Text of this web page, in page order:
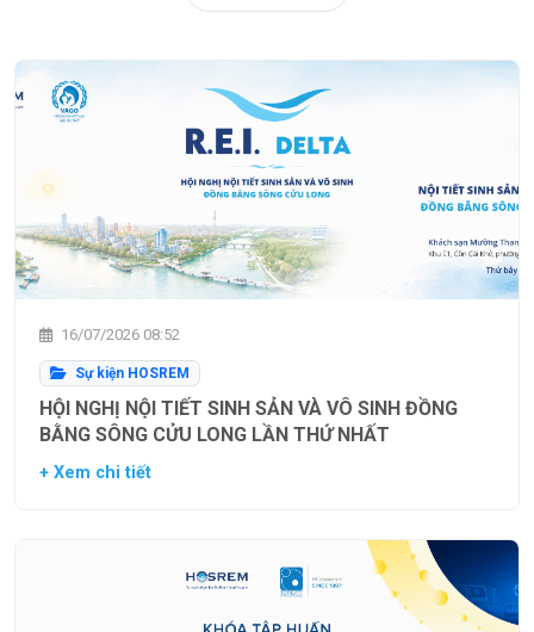
16/07/2026 08:52
Sự kiện HOSREM
HỘI NGHỊ NỘI TIẾT SINH SẢN VÀ VÔ SINH ĐỒNG
BẰNG SÔNG CỬU LONG LẦN THỨ NHẤT
+ Xem chi tiết